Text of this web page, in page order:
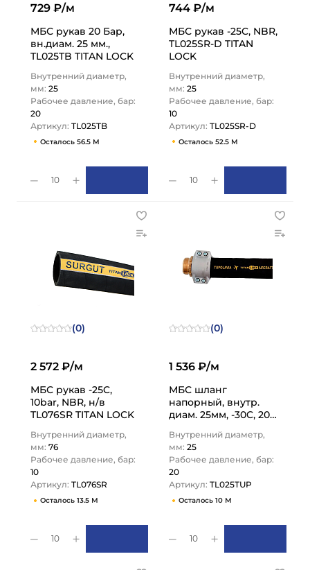
729 ₽/м
МБС рукав 20 Бар,
вн.диам. 25 мм.,
TL025TB TITAN LOCK
Внутренний диаметр,
мм: 25
Рабочее давление, бар:
20
Артикул: TL025TB
Осталось 56.5 М
10
744 ₽/м
МБС рукав -25C, NBR,
TL025SR-D TITAN
LOCK
Внутренний диаметр,
мм: 25
Рабочее давление, бар:
10
Артикул: TL025SR-D
Осталось 52.5 М
10
(0)
2 572 ₽/м
МБС рукав -25C,
10bar, NBR, н/в
TL076SR TITAN LOCK
Внутренний диаметр,
мм: 76
Рабочее давление, бар:
10
Артикул: TL076SR
Осталось 13.5 М
10
(0)
1 536 ₽/м
МБС шланг
напорный, внутр.
диам. 25мм, -30C, 20
LOCK
Внутренний диаметр,
мм: 25
Рабочее давление, бар:
20
Артикул: TL025TUP
Осталось 10 М
10